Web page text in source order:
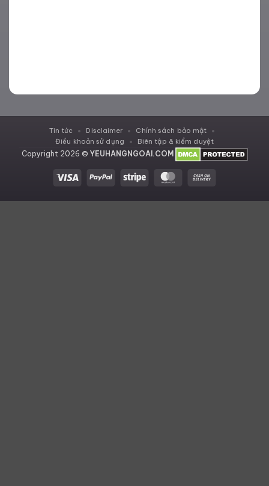
Visa PayPal Stripe MasterCard
Delivery
Tin tức Disclaimer
Chính sách bảo mật
Điều khoản sử dụng
Biên tập & kiểm duyệt
Copyright 2026 © YEUHANGNGOAI.COM